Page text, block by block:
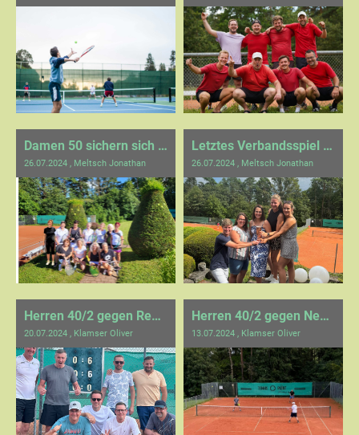
Damen 50 sichern sich den 1. Tabellenplatz
26.07.2024 , Meltsch Jonathan
Letztes Verbandsspiel der Damen 1
26.07.2024 , Meltsch Jonathan
Herren 40/2 gegen Renningen - AUFSTIEG!
20.07.2024 , Klamser Oliver
Herren 40/2 gegen Neubulach
13.07.2024 , Klamser Oliver